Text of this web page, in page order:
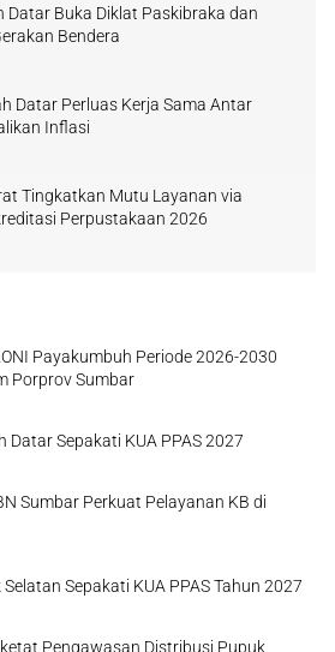
Datar Buka Diklat Paskibraka dan
Bendera
Datar Perluas Kerja Sama Antar
Inflasi
Tingkatkan Mutu Layanan via
Perpustakaan 2026
Payakumbuh Periode 2026-2030
Porprov Sumbar
Datar Sepakati KUA PPAS 2027
Sumbar Perkuat Pelayanan KB di
Sepakati KUA PPAS Tahun 2027
Pengawasan Distribusi Pupuk